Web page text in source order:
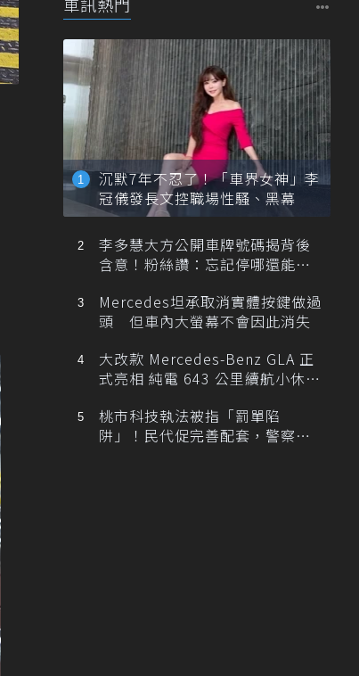
沉默7年不忍了！「車界女神」李
冠儀發長文控職場性騷、黑幕
李多慧大方公開車牌號碼揭背後
含意！粉絲讚：忘記停哪還能幫
Mercedes坦承取消實體按鍵做過
頭 但車內大螢幕不會因此消失
大改款 Mercedes-Benz GLA 正
式亮相 純電 643 公里續航小休
桃市科技執法被指「罰單陷
阱」！民代促完善配套，警察局